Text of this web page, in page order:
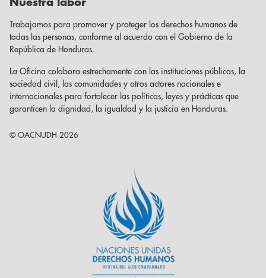
Trabajamos para promover y proteger los derechos humanos de
todas las personas, conforme al acuerdo con el Gobierno de la
República de Honduras.
La Oficina colabora estrechamente con las instituciones públicas, la
sociedad civil, las comunidades y otros actores nacionales e
internacionales para fortalecer las políticas, leyes y prácticas que
garanticen la dignidad, la igualdad y la justicia en Honduras.
© OACNUDH 2026